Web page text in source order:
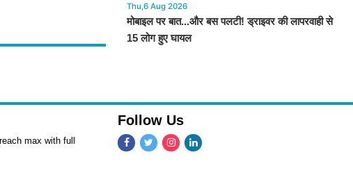
Thu,6 Aug 2026
मोबाइल पर बात...और बस पलटी! ड्राइवर की लापरवाही से
15 लोग हुए घायल
max with full
Follow Us